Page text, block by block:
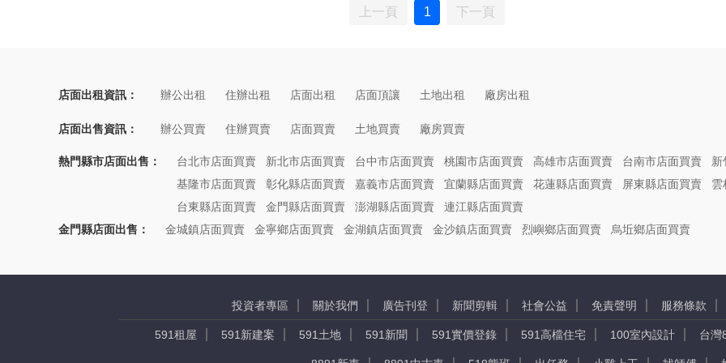
上一頁 1 下一頁
店面出租資訊： 辦公出租 住辦出租 店面出租 店面頂讓 土地出租 廠房出租
店面出售資訊： 辦公買賣 住辦買賣 店面買賣 土地買賣 廠房買賣
熱門縣市店面出售： 台北市店面買賣 新北市店面買賣 台中市店面買賣 桃園市店面買賣 高雄市店面買賣 台南市店面買賣
新
基隆市店面買賣
彰化縣店面買賣 嘉義市店面買賣 宜蘭縣店面買賣 花蓮縣店面買賣 屏東縣店面買賣
雲
台東縣店面買賣
金門縣店面買賣 澎湖縣店面買賣
連江縣店面買賣
金門縣店面出售：
金城鎮店面買賣 金寧鄉店面買賣 金湖鎮店面買賣 金沙鎮店面買賣 烈嶼鄉店面買賣 烏坵鄉店面買賣
投資者專區 關於我們 廣告刊登 新聞剪輯 社會公益 免責聲明 服務條款
591租屋 591新建案 591土地 591新聞 591實價登錄 591高檔住宅 100室內設計 台灣